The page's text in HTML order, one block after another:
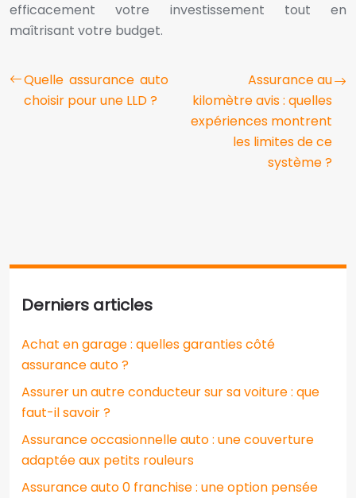
efficacement votre investissement tout en
maîtrisant votre budget.
Quelle assurance auto
choisir pour une LLD ?
Assurance au
kilomètre avis : quelles
expériences montrent
les limites de ce
système ?
Derniers articles
Achat en garage : quelles garanties côté
assurance auto ?
Assurer un autre conducteur sur sa voiture : que
faut-il savoir ?
Assurance occasionnelle auto : une couverture
adaptée aux petits rouleurs
Assurance auto 0 franchise : une option pensée